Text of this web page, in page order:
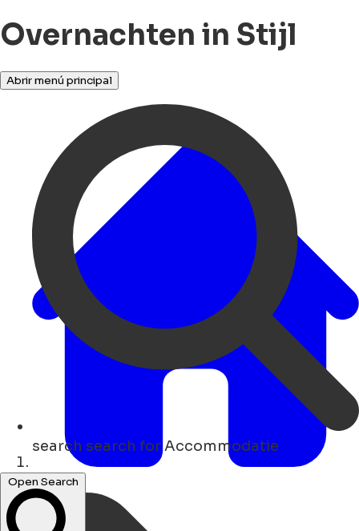
Overnachten in Stijl
Abrir menú principal
search search for Accommodatie
Open Search
Hogar